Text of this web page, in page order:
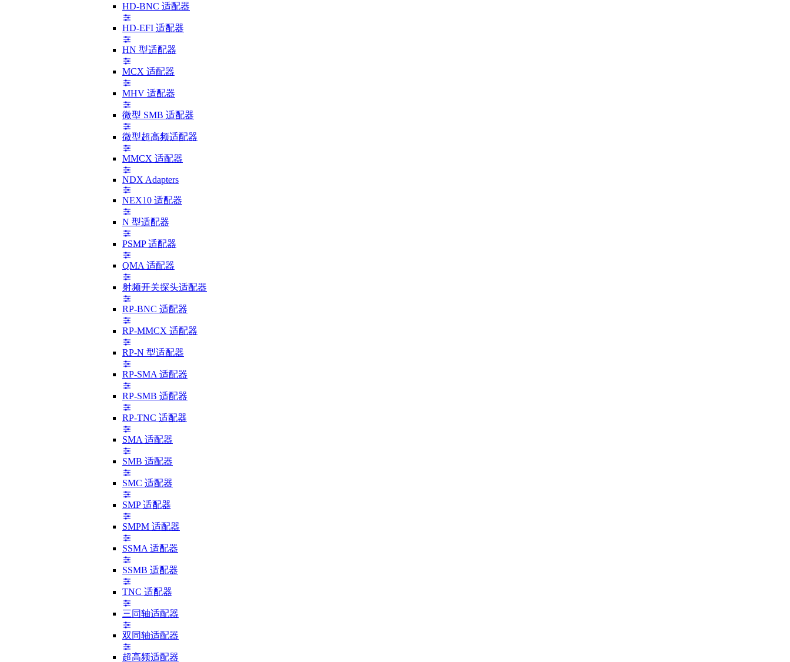
HD-BNC 适配器
HD-EFI 适配器
HN 型适配器
MCX 适配器
MHV 适配器
微型 SMB 适配器
微型超高频适配器
MMCX 适配器
NDX Adapters
NEX10 适配器
N 型适配器
PSMP 适配器
QMA 适配器
射频开关探头适配器
RP-BNC 适配器
RP-MMCX 适配器
RP-N 型适配器
RP-SMA 适配器
RP-SMB 适配器
RP-TNC 适配器
SMA 适配器
SMB 适配器
SMC 适配器
SMP 适配器
SMPM 适配器
SSMA 适配器
SSMB 适配器
TNC 适配器
三同轴适配器
双同轴适配器
超高频适配器